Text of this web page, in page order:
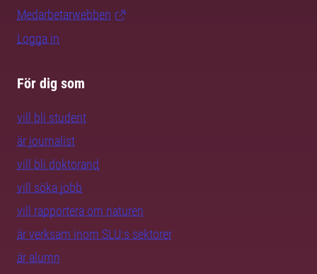
Medarbetarwebben
Logga in
För dig som
vill bli student
är journalist
vill bli doktorand
vill söka jobb
vill rapportera om naturen
är verksam inom SLU:s sektorer
är alumn